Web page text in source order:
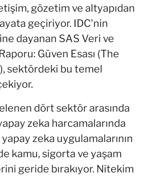
gözetim ve altyapıdan
geçiriyor. IDC'nin
dayanan SAS Veri ve
Güven Esası (The
sektördeki bu temel
dört sektör arasında
zeka harcamalarında
zeka uygulamalarının
kamu, sigorta ve yaşam
geride bırakıyor. Nitekim